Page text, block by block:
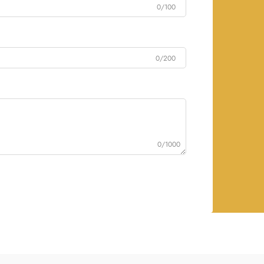
0/100
0/200
0/1000